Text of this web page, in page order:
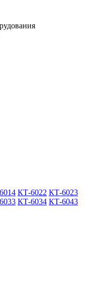
КТ-6022 КТ-6023
КТ-6034 КТ-6043